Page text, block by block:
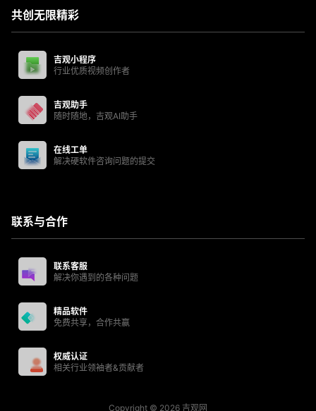
共创无限精彩
吉观小程序
行业优质视频创作者
吉观助手
随时随地，吉观AI助手
在线工单
解决硬软件咨询问题的提交
联系与合作
联系客服
解决你遇到的各种问题
精品软件
免费共享，合作共赢
权威认证
相关行业领袖者&贡献者
Copyright © 2026 吉观网